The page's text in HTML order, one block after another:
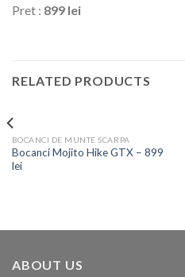
Pret : 899 lei
RELATED PRODUCTS
BOCANCI DE MUNTE SCARPA
Bocanci Mojito Hike GTX – 899
lei
ABOUT US